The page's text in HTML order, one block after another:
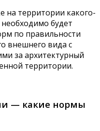
на территории какого-
будет
по правильности
внешнего вида с
за архитектурный
территории.
— какие нормы